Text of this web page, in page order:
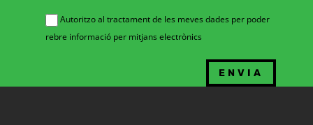
Autoritzo al tractament de les meves dades per poder
rebre informació per mitjans electrònics